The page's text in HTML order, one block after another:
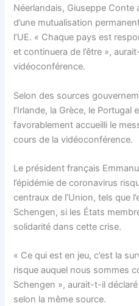
Néerlandais, Giuseppe Conte
d’une mutualisation
l’UE. « Chaque pays est
et continuera de l’être »,
vidéoconférence.
Selon des sources
l’Irlande, la Grèce, le Portugal
favorablement accueilli le
cours de la vidéoconférence.
Le président français
l’épidémie de coronavirus
centraux de l’Union, tels que
Schengen, si les États
solidarité dans cette crise.
« Ce qui est en jeu, c’est la
risque auquel nous sommes
Schengen », aurait-t-il
selon la même source.